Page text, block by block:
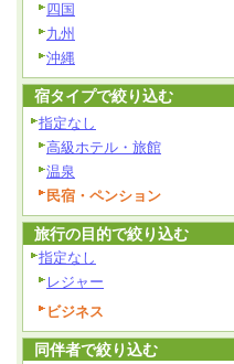
四国
九州
沖縄
宿タイプで絞り込む
指定なし
高級ホテル・旅館
温泉
民宿・ペンション
旅行の目的で絞り込む
指定なし
レジャー
ビジネス
同伴者で絞り込む